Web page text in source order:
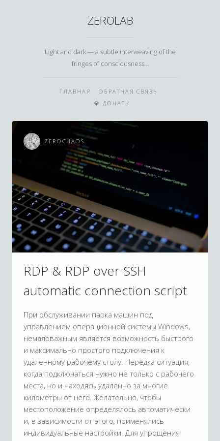
ZEROLAB
Light and dark — a subtle interweaving of the
fringes of consciousness…
ГЛАВНАЯ
ОБРАТНАЯ СВЯЗЬ
💎 ДОНАТЫ
ZEROCHAOS
RDP & RDP over SSH
automatic connection script
При обслуживании парка машин под
управлением операционной системы Windows,
немаловажным является возможность быстрого
и максимально простого подключения к
удаленному рабочему столу. Нередка ситуация,
когда подключаться нужно не только с рабочего
места, но и находясь удаленно за многие
километры от него. Желательно, чтобы
местоположение определялось автоматически
и, в зависимости от этого, применялись
индивидуальные настройки. Для упрощения